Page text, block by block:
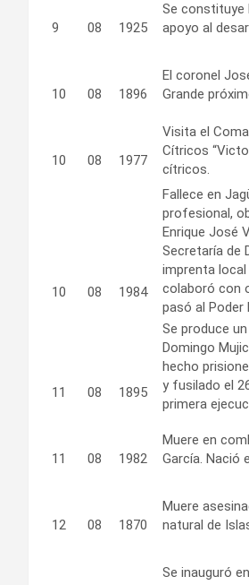
9 08 1925
Se constituye
apoyo al
10 08 1896
El coronel
Grande
10 08 1977
Visita el
Cítricos
cítricos.
10 08 1984
Fallece en
profesional,
Enrique José
Secretaría de
imprenta local
colaboró con
pasó al Poder
11 08 1895
Se produce
Domingo
hecho
y fusilado el
primera
11 08 1982
Muere en
García. Nació
12 08 1870
Muere
natural de
Se inauguró